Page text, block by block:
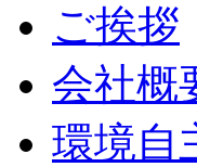
ご挨拶
会社概
環境自